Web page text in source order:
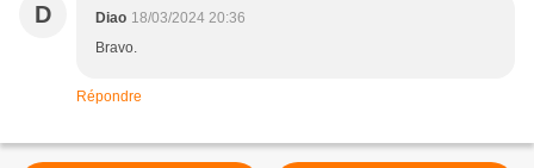
D Diao 18/03/2024 20:36
Bravo.
Répondre